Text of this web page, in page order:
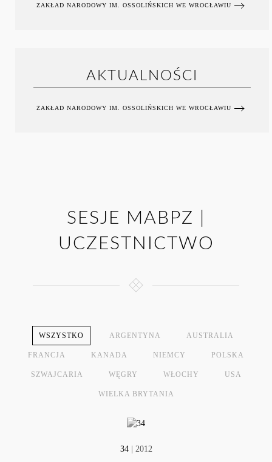
ZAKŁAD NARODOWY IM. OSSOLIŃSKICH WE WROCŁAWIU
AKTUALNOŚCI
ZAKŁAD NARODOWY IM. OSSOLIŃSKICH WE WROCŁAWIU
SESJE MABPZ |
UCZESTNICTWO
WSZYSTKO ARGENTYNA AUSTRALIA
FRANCJA KANADA NIEMCY POLSKA
SZWAJCARIA WĘGRY WŁOCHY USA
WIELKA BRYTANIA
34| 2012